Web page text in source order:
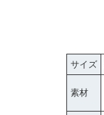
サイズ
素材